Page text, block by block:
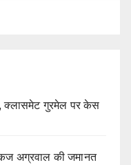
क्लासमेट गुरमेल पर केस
अग्रवाल की जमानत